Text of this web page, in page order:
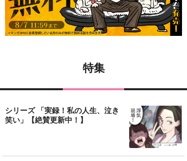
特集
シリーズ 「実録！私の人生、泣き
笑い」【絶賛更新中！】